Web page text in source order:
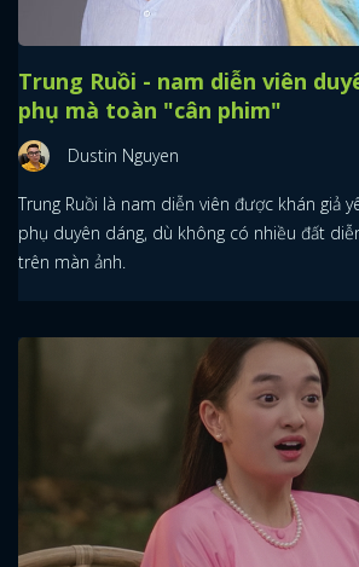
Trung Ruồi - nam diễn viên
phụ mà toàn "cân phim"
Dustin Nguyen
Trung Ruồi là nam diễn viên được khán giả
phụ duyên dáng, dù không có nhiều đất
trên màn ảnh.